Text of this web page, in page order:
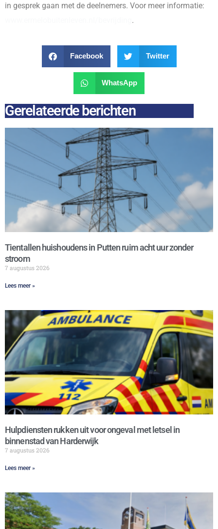
in gesprek gaan met de deelnemers. Voor meer informatie:
.
Facebook Twitter
WhatsApp
Gerelateerde berichten
Tientallen huishoudens in Putten ruim acht uur zonder
stroom
7 augustus 2026
Lees meer »
Hulpdiensten rukken uit voor ongeval met letsel in
binnenstad van Harderwijk
7 augustus 2026
Lees meer »